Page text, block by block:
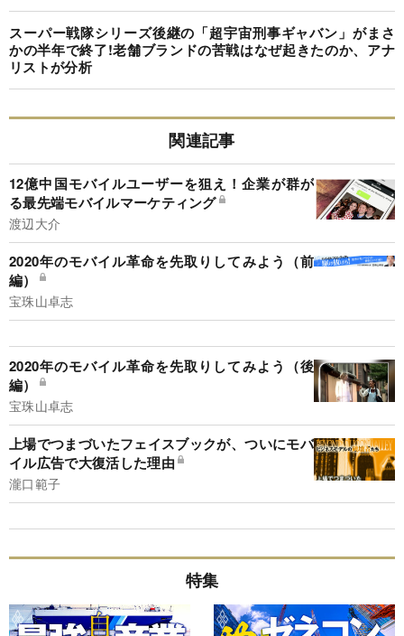
スーパー戦隊シリーズ後継の「超宇宙刑事ギャバン」がまさ
かの半年で終了!老舗ブランドの苦戦はなぜ起きたのか、アナ
リストが分析
関連記事
12億中国モバイルユーザーを狙え！企業が群が
る最先端モバイルマーケティング
渡辺大介
2020年のモバイル革命を先取りしてみよう（前
編）
宝珠山卓志
2020年のモバイル革命を先取りしてみよう（後
編）
宝珠山卓志
上場でつまづいたフェイスブックが、ついにモバ
イル広告で大復活した理由
瀧口範子
特集